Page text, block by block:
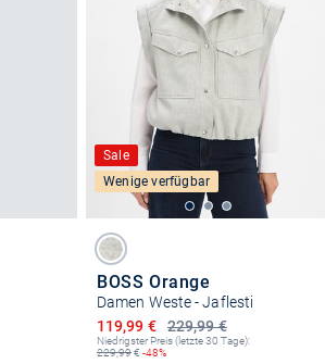
Sale
Wenige verfügbar
BOSS Orange
Damen Weste - Jaflesti
229,99 €
Ermäßigter Preis
119,99 €
Niedrigster Preis (letzte 30 Tage):
229,99€ -48%